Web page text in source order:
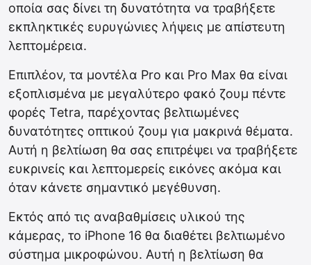
οποία σας δίνει τη δυνατότητα να τραβήξετε
εκπληκτικές ευρυγώνιες λήψεις με απίστευτη
λεπτομέρεια.
Επιπλέον, τα μοντέλα Pro και Pro Max θα είναι
εξοπλισμένα με μεγαλύτερο φακό ζουμ πέντε
φορές Tetra, παρέχοντας βελτιωμένες
δυνατότητες οπτικού ζουμ για μακρινά θέματα.
Αυτή η βελτίωση θα σας επιτρέψει να τραβήξετε
ευκρινείς και λεπτομερείς εικόνες ακόμα και
όταν κάνετε σημαντικό μεγέθυνση.
Εκτός από τις αναβαθμίσεις υλικού της
κάμερας, το iPhone 16 θα διαθέτει βελτιωμένο
σύστημα μικροφώνου. Αυτή η βελτίωση θα